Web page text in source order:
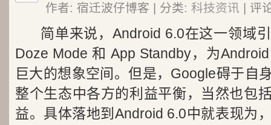
作者: 宿迁波仔博客 | 分类: 科技资讯 | 评
简单来说，Android 6.0在这一领
Doze Mode 和 App Standby，为
巨大的想象空间。但是，Google碍于自
整个生态中各方的利益平衡，当然也包
益。具体落地到Android 6.0中就表现为